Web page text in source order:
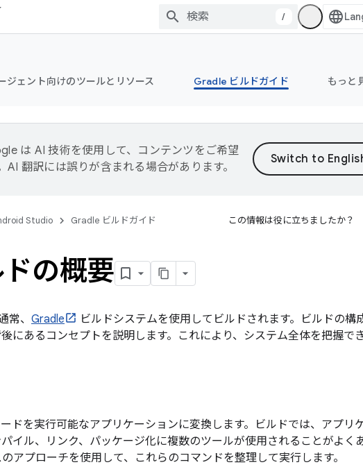
/
ジェント向けのツールとリソース Gradle ビルドガイド もっと
は AI 技術を使用して、コンテンツをご希望
AI 翻訳には誤りが含まれる場合があります。
Studio Gradle ビルドガイド この情報は役に立ちましたか？
の概要
常、 Gradle
ビルドシステムを使用してビルドされます。ビルドの構
にあるコンセプトを説明します。これにより、システム全体を把握でき
ドを実行可能なアプリケーションに変換します。ビルドでは、アプリ
イル、リンク、パッケージ化に複数のツールが使用されることがよく
アプローチを使用して、これらのコマンドを整理して実行します。